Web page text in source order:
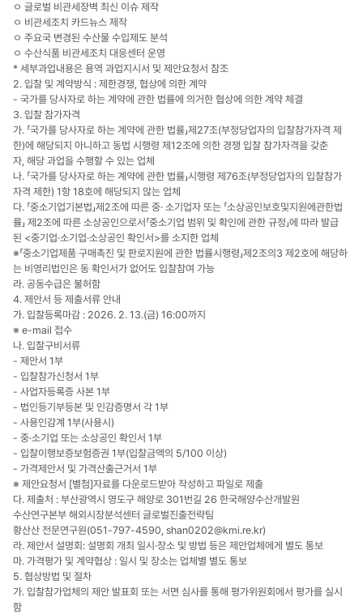
ㅇ 글로벌 비관세장벽 최신 이슈 제작
ㅇ 비관세조치 카드뉴스 제작
ㅇ 주요국 변경된 수산물 수입제도 분석
ㅇ 수산식품 비관세조치 대응센터 운영
* 세부과업내용은 용역 과업지시서 및 제안요청서 참조
2. 입찰 및 계약방식 : 제한경쟁, 협상에 의한 계약
- 국가를 당사자로 하는 계약에 관한 법률에 의거한 협상에 의한 계약 체결
3. 입찰 참가자격
가. 「국가를 당사자로 하는 계약에 관한 법률」제27조(부정당업자의 입찰참가자격 제
한)에 해당되지 아니하고 동법 시행령 제12조에 의한 경쟁 입찰 참가자격을 갖춘
자, 해당 과업을 수행할 수 있는 업체
나. 「국가를 당사자로 하는 계약에 관한 법률」시행령 제76조(부정당업자의 입찰참가
자격 제한) 1항 18호에 해당되지 않는 업체
다. 「중소기업기본법」제2조에 따른 중· 소기업자 또는 「소상공인보호및지원에관한법
률」 제2조에 따른 소상공인으로서「중소기업 범위 및 확인에 관한 규정」에 따라 발급
된 <중기업·소기업·소상공인 확인서>를 소지한 업체
※「중소기업제품 구매촉진 및 판로지원에 관한 법률시행령」제2조의3 제2호에 해당하
는 비영리법인은 동 확인서가 없어도 입찰참여 가능
라. 공동수급은 불허함
4. 제안서 등 제출서류 안내
가. 입찰등록마감 : 2026. 2. 13.(금) 16:00까지
※ e-mail 접수
나. 입찰구비서류
- 제안서 1부
- 입찰참가신청서 1부
- 사업자등록증 사본 1부
- 법인등기부등본 및 인감증명서 각 1부
- 사용인감계 1부(사용시)
- 중·소기업 또는 소상공인 확인서 1부
- 입찰이행보증보험증권 1부(입찰금액의 5/100 이상)
- 가격제안서 및 가격산출근거서 1부
※ 제안요청서 [별첨]자료를 다운로드받아 작성하고 파일로 제출
다. 제출처 : 부산광역시 영도구 해양로 301번길 26 한국해양수산개발원
수산연구본부 해외시장분석센터 글로벌진출전략팀
황산산 전문연구원(051-797-4590, shan0202@kmi.re.kr)
라. 제안서 설명회: 설명회 개최 일시·장소 및 방법 등은 제안업체에게 별도 통보
마. 가격평가 및 계약협상 : 일시 및 장소는 업체별 별도 통보
5. 협상방법 및 절차
가. 입찰참가업체의 제안 발표회 또는 서면 심사를 통해 평가위원회에서 평가를 실시
함